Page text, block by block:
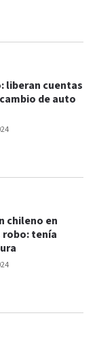
liberan cuentas
chileno en
robo: tenía